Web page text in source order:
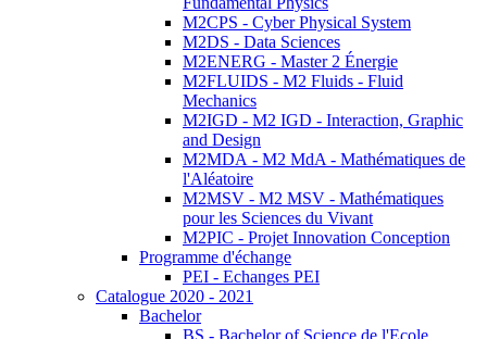
M2CPS - Cyber Physical System
M2DS - Data Sciences
M2ENERG - Master 2 Énergie
M2FLUIDS - M2 Fluids - Fluid
Mechanics
M2IGD - M2 IGD - Interaction, Graphic
and Design
M2MDA - M2 MdA - Mathématiques de
l'Aléatoire
M2MSV - M2 MSV - Mathématiques
pour les Sciences du Vivant
M2PIC - Projet Innovation Conception
Programme d'échange
PEI - Echanges PEI
Catalogue 2020 - 2021
Bachelor
BS - Bachelor of Science de l'Ecole